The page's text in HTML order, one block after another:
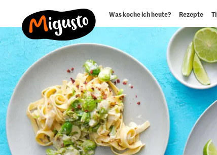
Was koche ich heute? Rezepte